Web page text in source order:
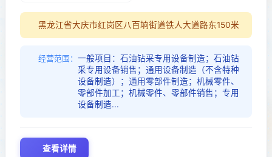
黑龙江省大庆市红岗区八百垧街道铁人大道路东150米
经营范围： 一般项目：石油钻采专用设备制造；石油钻
采专用设备销售；通用设备制造（不含特种
设备制造）；通用零部件制造；机械零件、
零部件加工；机械零件、零部件销售；专用
设备制造...
查看详情